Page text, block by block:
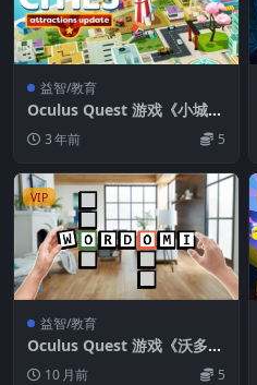
益智/教育
Oculus Quest 游戏《小城市
VR》Little Cities VR
3 年前 5
VIP
益智/教育
Oculus Quest 游戏《沃多米
VR》Wordomi VR
10 月前 5